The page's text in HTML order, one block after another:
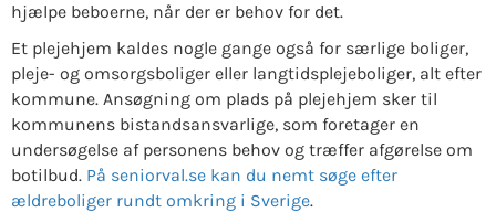
hjælpe beboerne, når der er behov for det.
Et plejehjem kaldes nogle gange også for særlige boliger,
pleje- og omsorgsboliger eller langtidsplejeboliger, alt efter
kommune. Ansøgning om plads på plejehjem sker til
kommunens bistandsansvarlige, som foretager en
undersøgelse af personens behov og træffer afgørelse om
botilbud. På seniorval.se kan du nemt søge efter
ældreboliger rundt omkring i Sverige.